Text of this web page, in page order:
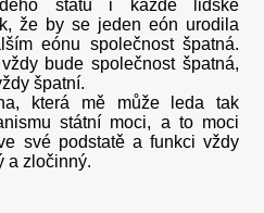
státu i každé lidské
že by se jeden eón urodila
eónu společnost špatná.
bude společnost špatná,
špatní.
která mě může leda tak
státní moci, a to moci
své podstatě a funkci vždy
a zločinný.